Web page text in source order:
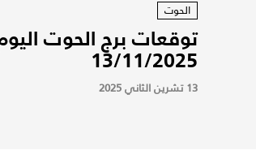
الحوت
توقعات برج الحوت
13/11/2025
13 تشرين الثاني 2025